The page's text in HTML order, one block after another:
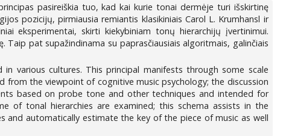
pasireiškia tuo, kad kai kurie tonai dermėje turi išskirtinę
pozicijų, pirmiausia remiantis klasikiniais Carol L. Krumhansl ir
eksperimentai, skirti kiekybiniam tonų hierarchijų įvertinimui.
pat supažindinama su paprasčiausiais algoritmais, galinčiais
various cultures. This principal manifests through some scale
from the viewpoint of cognitive music psychology; the discussion
based on probe tone and other techniques and intended for
of tonal hierarchies are examined; this schema assists in the
and automatically estimate the key of the piece of music as well